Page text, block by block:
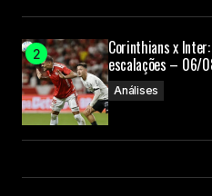
Corinthians x
escalações – 06/
Análises